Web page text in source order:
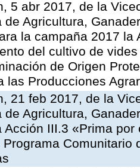
5 abr 2017, de la
de Agricultura,
la campaña 2017 la
del cultivo de
de Origen
las Producciones
21 feb 2017, de la
de Agricultura,
Acción III.3 «Prima
Comunitario